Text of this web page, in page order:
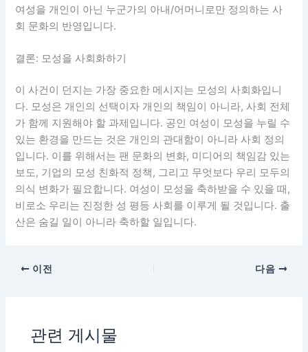
여성을 개인이 아닌 누군가의 아내/어머니로만 정의하는 사
회 문화의 반영입니다.
결론: 모성을 사회화하기
이 사건이 던지는 가장 중요한 메시지는 모성의 사회화입니
다. 모성은 개인의 선택이자 개인의 책임이 아니라, 사회 전체
가 함께 지원해야 할 과제입니다. 공인 여성이 모성을 누릴 수
있는 환경을 만드는 것은 개인의 관대함이 아니라 사회 정의
입니다. 이를 위해서는 팬 문화의 변화, 미디어의 책임감 있는
보도, 기업의 모성 친화적 정책, 그리고 무엇보다 우리 모두의
의식 변화가 필요합니다. 여성이 모성을 축하받을 수 있을 때,
비로소 우리는 진정한 성 평등 사회를 이루게 될 것입니다. 출
산은 숨길 일이 아니라 축하할 일입니다.
이전 다음
관련 게시물